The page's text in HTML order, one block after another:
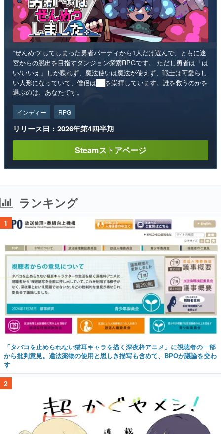
“ぜんめつ”してしまった勇者パーティから1人だけ選んで、ともに迷
宮からの脱出を目指すダンジョン探索RPGです。 ただし勇者は「は
い/いいえ」しか喋れず、魔法使いは魔法が使えず、戦士は可愛らし
い人形になっていて、僧侶は██を崇拝しています。誰を救うのかを
選ぶのは、あなたです。
インディー RPG
リリース日：2026年第4四半期
Steamストアページ
ランキング
1
「タバコを止められない猫耳キャラを描く深夜枠アニメ」に視聴者の一部
から批判意見。違法薬物の使用と思しき描写も含めて、BPOが議論を交わ
す
2